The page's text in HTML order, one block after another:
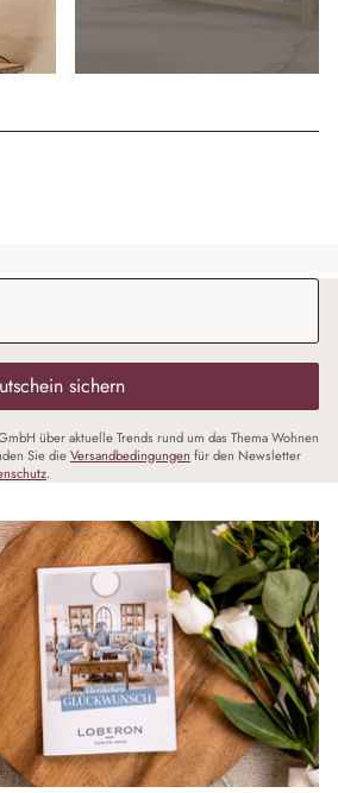
sichern
über aktuelle Trends rund um das Thema Wohnen
Sie dieVersandbedingungen für den Newsletter
.